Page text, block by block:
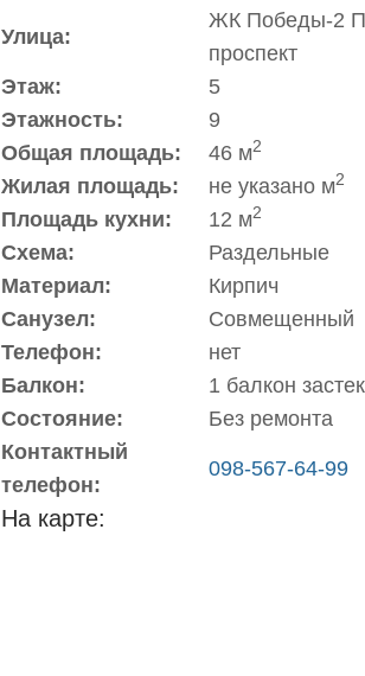
Улица:
ЖК Победы-2
проспект
Этаж:
5
Этажность:
9
Общая площадь:
46 м2
Жилая площадь: не указано м2
Площадь кухни: 12 м2
Схема:
Раздельные
Материал:
Кирпич
Санузел:
Совмещенный
Телефон:
нет
Балкон:
1 балкон
Состояние:
Без ремонта
Контактный
телефон:
098-567-64-99
На карте: